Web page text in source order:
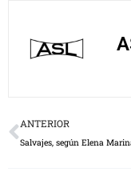
Prev
ANTERIOR
Salvajes, según Elena